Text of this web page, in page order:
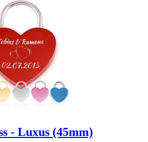
- Luxus (45mm)